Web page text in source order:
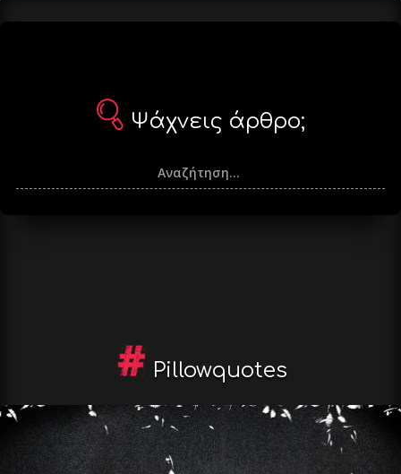
Ψάχνεις άρθρο;
Pillowquotes